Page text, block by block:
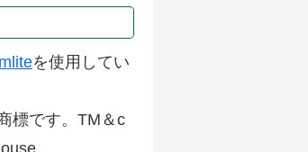
を使用してい
標です。TM＆c